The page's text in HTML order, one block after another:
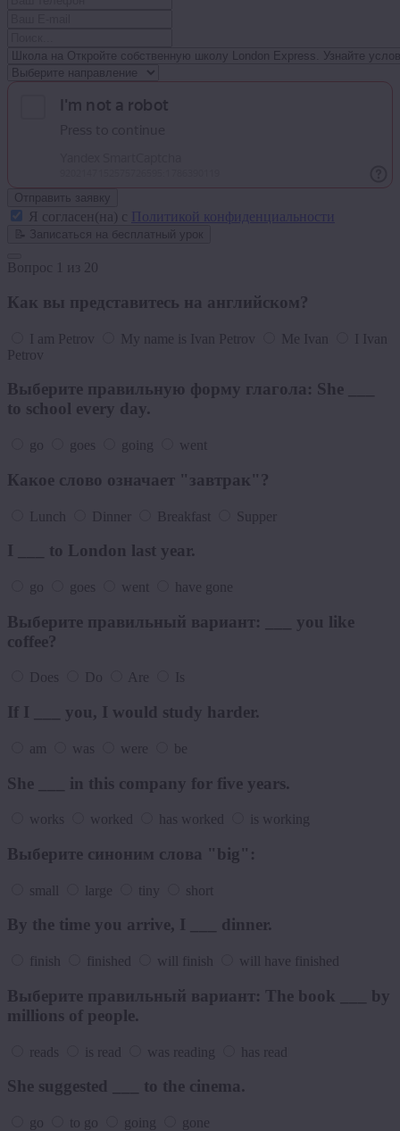
Я согласен(на) с Политикой конфиденциальности
Вопрос из 20
Как вы представитесь на английском?
I am Petrov My name is Ivan Petrov Me Ivan
I Ivan
Petrov
Выберите правильную форму глагола: She ___
to school every day.
go goes going went
Какое слово означает "завтрак"?
Lunch Dinner Breakfast Supper
I ___ to London last year.
go goes went have gone
Выберите правильный вариант: ___ you like
coffee?
Does Do Are Is
If I ___ you, I would study harder.
am was were be
She ___ in this company for five years.
works worked has worked is working
Выберите синоним слова "big":
small large tiny short
By the time you arrive, I ___ dinner.
finish finished will finish will have finished
Выберите правильный вариант: The book ___ by
millions of people.
reads is read was reading has read
She suggested ___ to the cinema.
go to go going gone